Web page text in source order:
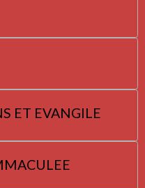
ET EVANGILE